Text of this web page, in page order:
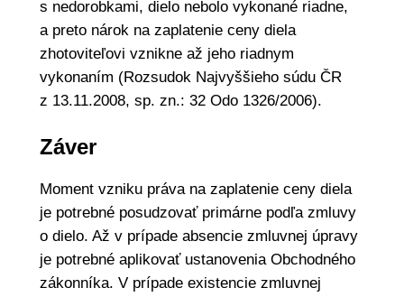
s nedorobkami, dielo nebolo vykonané riadne,
a preto nárok na zaplatenie ceny diela
zhotoviteľovi vznikne až jeho riadnym
vykonaním (Rozsudok Najvyššieho súdu ČR
z 13.11.2008, sp. zn.: 32 Odo 1326/2006).
Záver
Moment vzniku práva na zaplatenie ceny diela
je potrebné posudzovať primárne podľa zmluvy
o dielo. Až v prípade absencie zmluvnej úpravy
je potrebné aplikovať ustanovenia Obchodného
zákonníka. V prípade existencie zmluvnej